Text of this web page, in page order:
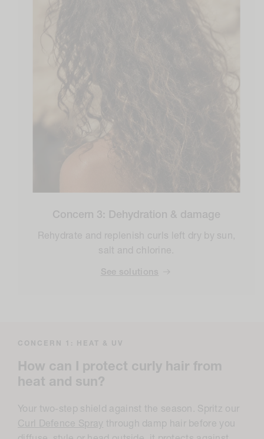
Concern 3: Dehydration & damage
Rehydrate and replenish curls left dry by sun,
salt and chlorine.
See solutions
CONCERN 1: HEAT & UV
How can I protect curly hair from
heat and sun?
Your two-step shield against the season. Spritz our
Curl Defence Spray through damp hair before you